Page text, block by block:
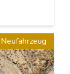
Neufahrzeug